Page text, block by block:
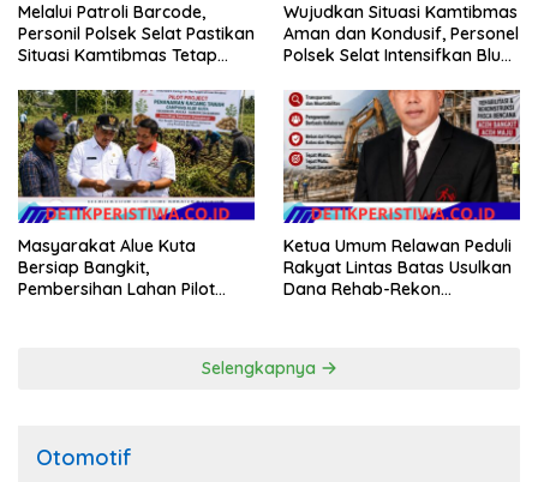
Melalui Patroli Barcode,
Personil Polsek Selat Pastikan
Situasi Kamtibmas Tetap
Wujudkan Situasi Kamtibmas
Aman dan Kondusif, Personel
Polsek Selat Intensifkan Blue
Duda
Masyarakat Alue Kuta
Bersiap Bangkit,
Pembersihan Lahan Pilot
Ketua Umum Relawan Peduli
Rakyat Lintas Batas Usulkan
Dana Rehab-Rekon
Selengkapnya
Otomotif